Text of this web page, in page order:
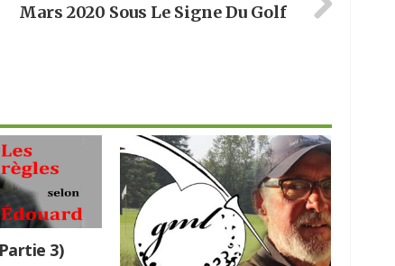
Mars 2020 Sous Le Signe Du Golf
3)